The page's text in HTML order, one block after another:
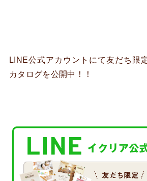
LINE公式アカウントにて友だち限
カタログを公開中！！